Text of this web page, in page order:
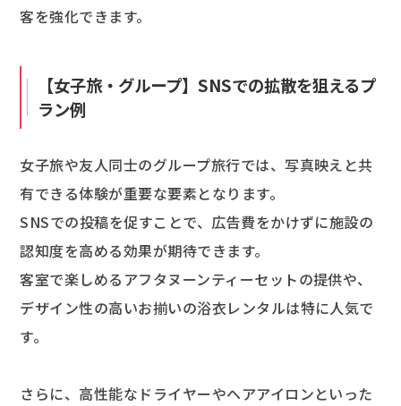
客を強化できます。
【女子旅・グループ】SNSでの拡散を狙えるプ
ラン例
女子旅や友人同士のグループ旅行では、写真映えと共
有できる体験が重要な要素となります。
SNSでの投稿を促すことで、広告費をかけずに施設の
認知度を高める効果が期待できます。
客室で楽しめるアフタヌーンティーセットの提供や、
デザイン性の高いお揃いの浴衣レンタルは特に人気で
す。
さらに、高性能なドライヤーやヘアアイロンといった